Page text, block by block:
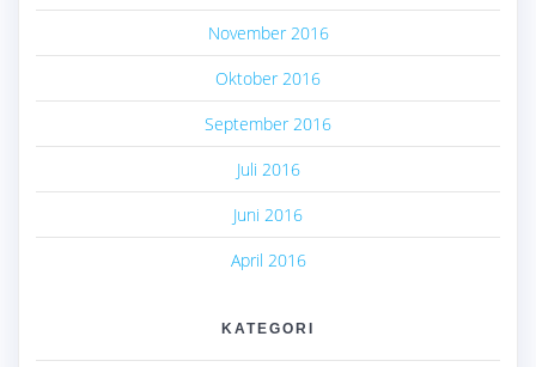
November 2016
Oktober 2016
September 2016
Juli 2016
Juni 2016
April 2016
KATEGORI